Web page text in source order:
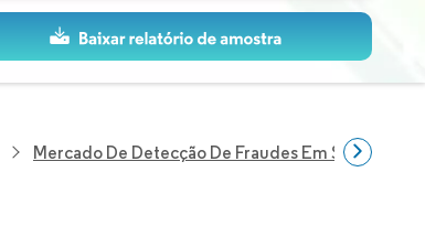
Mercado De Detecção De Fraudes Em Seguros